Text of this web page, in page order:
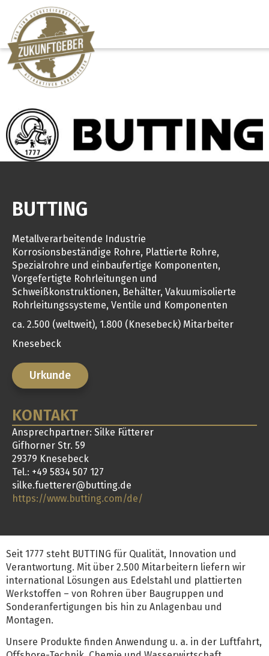
BUTTING
Metallverarbeitende Industrie
Korrosionsbeständige Rohre, Plattierte Rohre,
Spezialrohre und einbaufertige Komponenten,
Vorgefertigte Rohrleitungen und
Schweißkonstruktionen, Behälter, Vakuumisolierte
Rohrleitungssysteme, Ventile und Komponenten
ca. 2.500 (weltweit), 1.800 (Knesebeck) Mitarbeiter
Knesebeck
Urkunde
KONTAKT
Ansprechpartner: Silke Fütterer
Gifhorner Str. 59
29379 Knesebeck
Tel.: +49 5834 507 127
silke.fuetterer@butting.de
https://www.butting.com/de/
Seit 1777 steht BUTTING für Qualität, Innovation und
Verantwortung. Mit über 2.500 Mitarbeitern liefern wir
international Lösungen aus Edelstahl und plattierten
Werkstoffen – von Rohren über Baugruppen und
Sonderanfertigungen bis hin zu Anlagenbau und
Montagen.
Unsere Produkte finden Anwendung u. a. in der Luftfahrt,